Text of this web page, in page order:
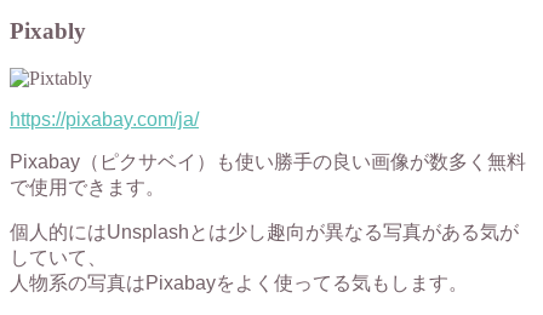
Pixably
https://pixabay.com/ja/
Pixabay（ピクサベイ）も使い勝手の良い画像が数多く無料
で使用できます。
個人的にはUnsplashとは少し趣向が異なる写真がある気が
していて、
人物系の写真はPixabayをよく使ってる気もします。